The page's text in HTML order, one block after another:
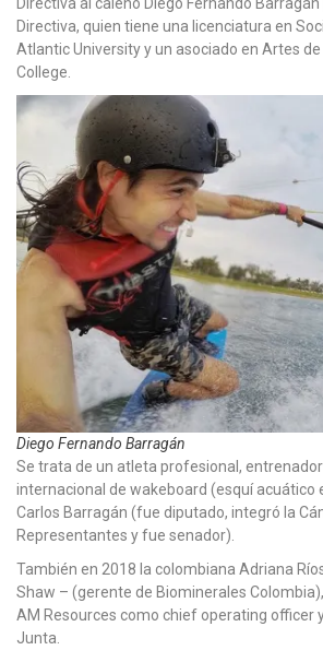
Directiva, quien tiene una licenciatura en
Atlantic University y un asociado en Artes
College.
Diego Fernando Barragán
Se trata de un atleta profesional,
internacional de wakeboard (esquí acuático
Carlos Barragán (fue diputado, integró la
Representantes y fue senador).
También en 2018 la colombiana Adriana
Shaw – (gerente de Biominerales
AM Resources como chief operating officer
Junta.